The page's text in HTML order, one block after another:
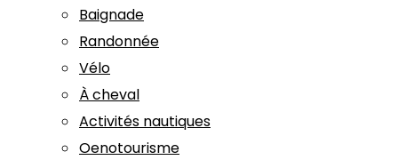
Baignade
Randonnée
Vélo
À cheval
Activités nautiques
Oenotourisme